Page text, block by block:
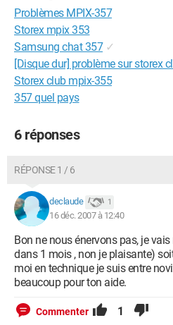
Problèmes MPIX-357
Storex mpix 353
Samsung chat 357 ✓
[Disque dur] problème sur storex
Storex club mpix-355
357 quel pays
6 réponses
RÉPONSE 1 / 6
declaude 1
16 déc. 2007 à 12:40
Bon ne nous énervons pas, je
dans 1 mois , non je plaisante)
moi en technique je suis entre
beaucoup pour ton aide.
Commenter 1